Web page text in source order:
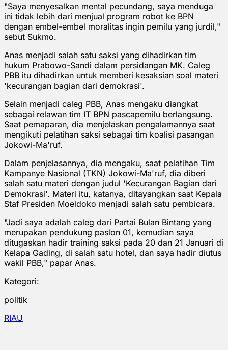
"Saya menyesalkan mental pecundang, saya menduga
ini tidak lebih dari menjual program robot ke BPN
dengan embel-embel moralitas ingin pemilu yang jurdil,"
sebut Sukmo.
Anas menjadi salah satu saksi yang dihadirkan tim
hukum Prabowo-Sandi dalam persidangan MK. Caleg
PBB itu dihadirkan untuk memberi kesaksian soal materi
'kecurangan bagian dari demokrasi'.
Selain menjadi caleg PBB, Anas mengaku diangkat
sebagai relawan tim IT BPN pascapemilu berlangsung.
Saat pemaparan, dia menjelaskan pengalamannya saat
mengikuti pelatihan saksi sebagai tim koalisi pasangan
Jokowi-Ma'ruf.
Dalam penjelasannya, dia mengaku, saat pelatihan Tim
Kampanye Nasional (TKN) Jokowi-Ma'ruf, dia diberi
salah satu materi dengan judul 'Kecurangan Bagian dari
Demokrasi'. Materi itu, katanya, ditayangkan saat Kepala
Staf Presiden Moeldoko menjadi salah satu pembicara.
"Jadi saya adalah caleg dari Partai Bulan Bintang yang
merupakan pendukung paslon 01, kemudian saya
ditugaskan hadir training saksi pada 20 dan 21 Januari di
Kelapa Gading, di salah satu hotel, dan saya hadir diutus
wakil PBB," papar Anas.
Kategori:
politik
RIAU